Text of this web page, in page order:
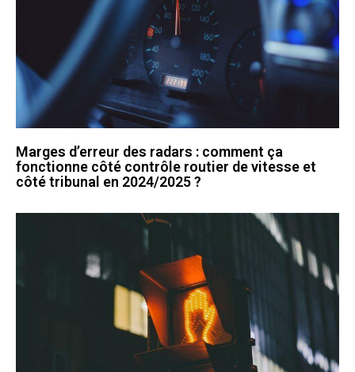
Marges d’erreur des radars : comment ça
fonctionne côté contrôle routier de vitesse et
côté tribunal en 2024/2025 ?